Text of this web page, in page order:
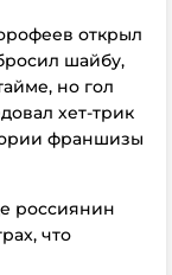
открыл
шайбу,
но гол
хет-трик
франшизы
россиянин
что